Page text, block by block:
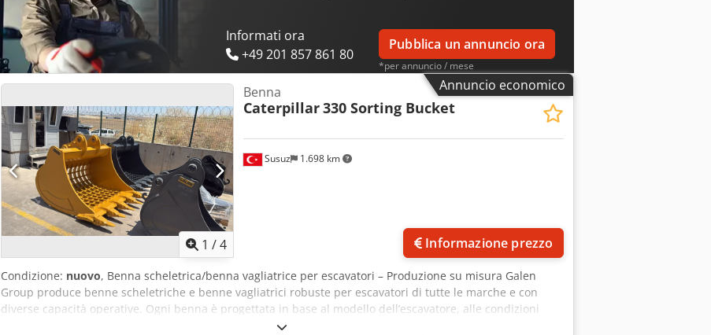
Informati ora
+49 201 857 861 80
Pubblica un annuncio ora
*per annuncio / mese
Annuncio economico
1 /4
Susuz 1.698 km
Benna
Caterpillar330 Sorting Bucket
Informazione prezzo
Condizione: nuovo, Benna scheletrica/benna vagliatrice per escavatori – Produzione su misura Galen
Group produce benne scheletriche e benne vagliatrici robuste per escavatori di tutte le marche e con
diverse capacità operative. Ogni benna è progettata in base al modello dell’escavatore, alle condizioni
operative, alla larghezza della benna richiesta e alla dimensione della maglia di vagliatura. Principali